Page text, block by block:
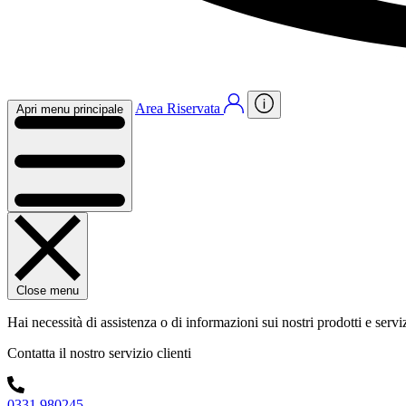
Apri menu principale Area Riservata
Close menu
Hai necessità di assistenza o di informazioni sui nostri prodotti e
Contatta il nostro servizio clienti